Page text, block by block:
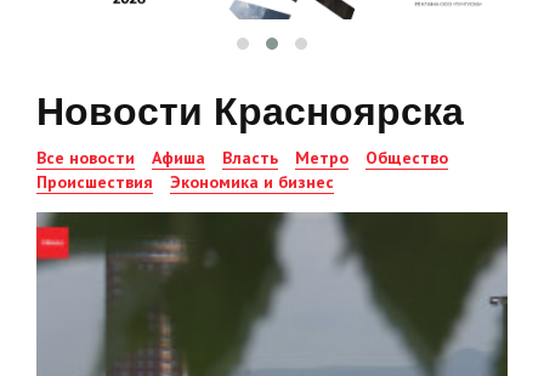
Новости Красноярска
Все новости Афиша Власть Метро
Общество
Происшествия
Экономика и бизнес